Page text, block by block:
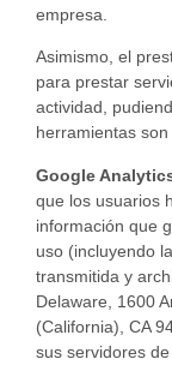
empresa.
Asimismo, el
para prestar
actividad,
herramientas
Google
que los usuarios
información que
uso (incluyendo
transmitida y
Delaware, 1600
(California), CA
sus servidores